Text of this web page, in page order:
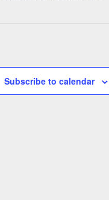
Subscribe to calendar